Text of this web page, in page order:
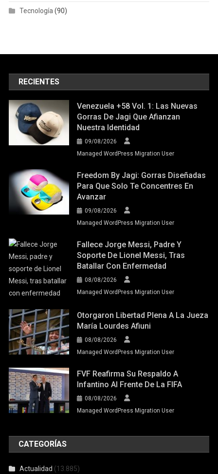
Tecnología (90)
RECIENTES
Venezuela +58 Vol. 1: Las Nuevas
Gorras De Jagi Que Afianzan
Nuestra Identidad
09/08/2026
Managed WordPress Migration User
Freedom By Jagi: Gorras Diseñadas
Para Que Solo Te Concentres En
Avanzar
09/08/2026
Managed WordPress Migration User
Fallece Jorge Messi, Padre Y
Soporte De Lionel Messi, Tras
Batallar Con Enfermedad
08/08/2026
Managed WordPress Migration User
Otorgaron Libertad Plena A La Jueza
María Lourdes Afiuni
08/08/2026
Managed WordPress Migration User
FVF Reafirma Su Respaldo A
Infantino Al Frente De La FIFA
08/08/2026
Managed WordPress Migration User
CATEGORÍAS
Actualidad (13.885)